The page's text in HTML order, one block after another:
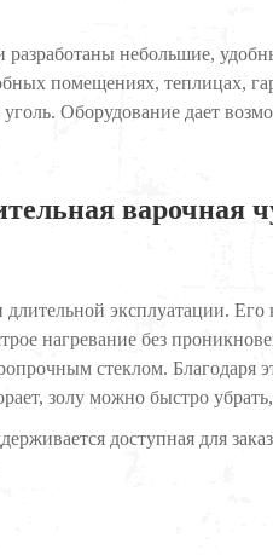
небольшие,
помещениях, теплицах,
Оборудование дает
варочная
эксплуатации. Его
нагревание без
стеклом. Благодаря
золу можно быстро
доступная для